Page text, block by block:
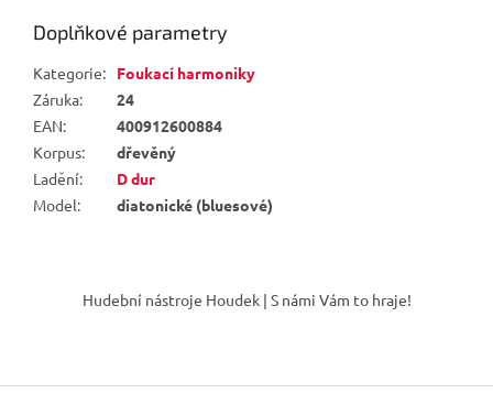
Doplňkové parametry
Kategorie:
Foukací harmoniky
Záruka:
24
EAN:
400912600884
Korpus:
dřevěný
Ladění:
D dur
Model: diatonické (bluesové)
í
Hudební nástroje Houdek | S námi Vám to hraje!